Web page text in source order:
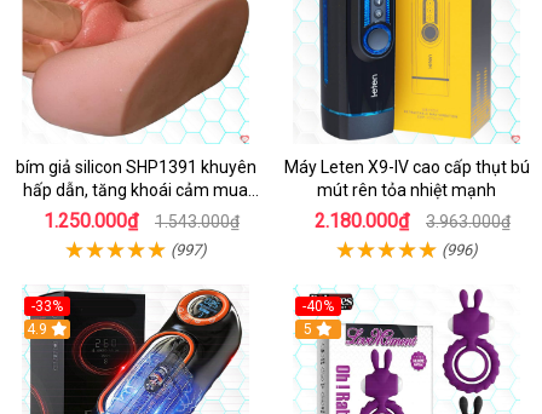
bím giả silicon SHP1391 khuyên
hấp dẫn, tăng khoái cảm mua
ngay
1.250.000₫ 1.543.000₫
(997)
Máy Leten X9-IV cao cấp thụt bú
mút rên tỏa nhiệt mạnh
2.180.000₫ 3.963.000₫
(996)
-33%
Hot
4.9
-40%
5